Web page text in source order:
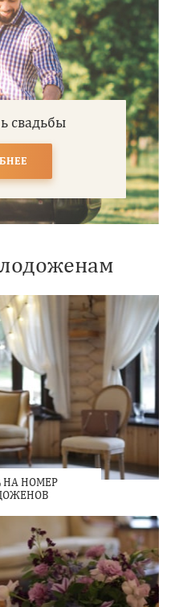
свадьбы
НА НОМЕР